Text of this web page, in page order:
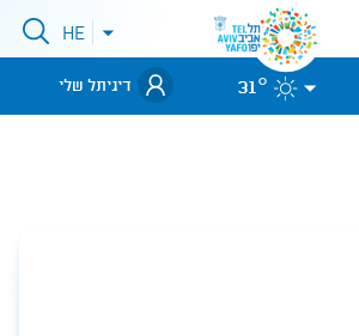
לאתר עיריית
תל-אביב
פתיחתHE
31° דיגיתל שלי